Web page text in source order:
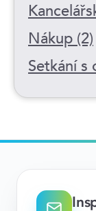
Nákup (2)
Setkání s